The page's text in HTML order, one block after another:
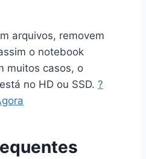
arquivos, removem
o notebook
muitos casos, o
no HD ou SSD. ?